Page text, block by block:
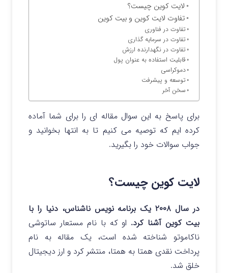
لایت کوین چیست؟
تفاوت لایت کوین و بیت کوین
تفاوت در فناوری
تفاوت در سرمایه گذاری
تفاوت در نگهدارنده ارزش
قابلیت استفاده به عنوان پول
دموکراسی
توسعه و پیشرفت
سخن آخر
برای پاسخ به این سوال مقاله ای را برای شما آماده
کرده ایم که توصیه می کنیم تا به انتها بخوانید و
جواب سوالات خود را بگیرید.
لایت کوین چیست؟
در سال ۲۰۰۸ یک برنامه نویس ناشناس، دنیا را با
بیت کوین آشنا کرد. او که با نام مستعار ساتوشی
ناکاموتو شناخته شده است، یک مقاله به نام
پرداخت نقدی همتا به همتا، منتشر کرد و ارز دیجیتال
خلق شد.